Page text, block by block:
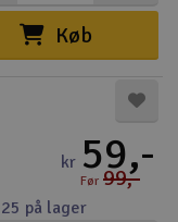
Køb
kr 59,-
Før 99,-
på lager